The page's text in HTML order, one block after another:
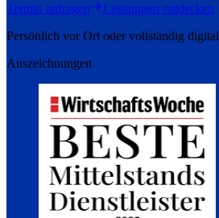
Termin anfragen
Leistungen entdecken
Persönlich vor Ort oder vollständig digital
Auszeichnungen